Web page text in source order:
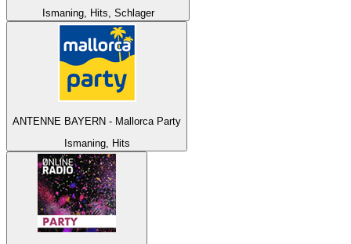
Ismaning, Hits, Schlager
ANTENNE BAYERN - Mallorca Party
Ismaning, Hits